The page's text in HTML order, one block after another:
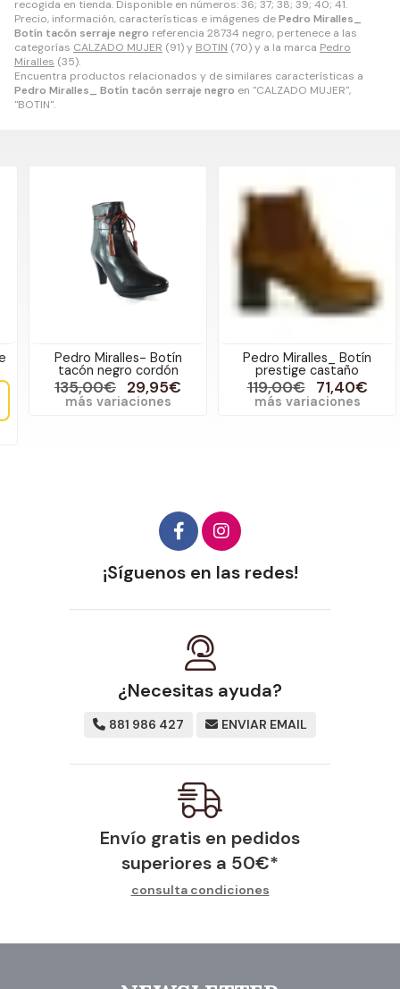
recogida en tienda. Disponible en números: 36; 37; 38; 39; 40; 41.
Precio, información, características e imágenes dePedro Miralles_
Botín tacón serraje negro referencia 28734 negro, pertenece a las
categorías CALZADO MUJER (91) y BOTIN (70) y a la marca Pedro
Miralles (35).
Encuentra productos relacionados y de similares características a
Pedro Miralles_ Botín tacón serraje negro en "CALZADO MUJER",
"BOTIN".
Pedro Miralles- Botín
tacón negro cordón
135,00€ 29,95€
más variaciones
Pedro Miralles_ Botín
prestige castaño
119,00€ 71,40€
más variaciones
¡Síguenos en las redes!
¿Necesitas ayuda?
881 986 427 ENVIAR EMAIL
Envío gratis en pedidos
superiores a 50€*
consulta condiciones